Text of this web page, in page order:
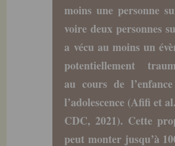
moins une personne
voire deux personnes
a vécu au moins un
potentiellement
au cours de
l’adolescence (Afifi et
CDC, 2021). Cette
peut monter jusqu’à